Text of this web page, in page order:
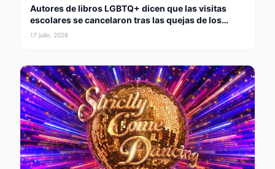
Autores de libros LGBTQ+ dicen que las visitas
escolares se cancelaron tras las quejas de los
padres
17 julio, 2026